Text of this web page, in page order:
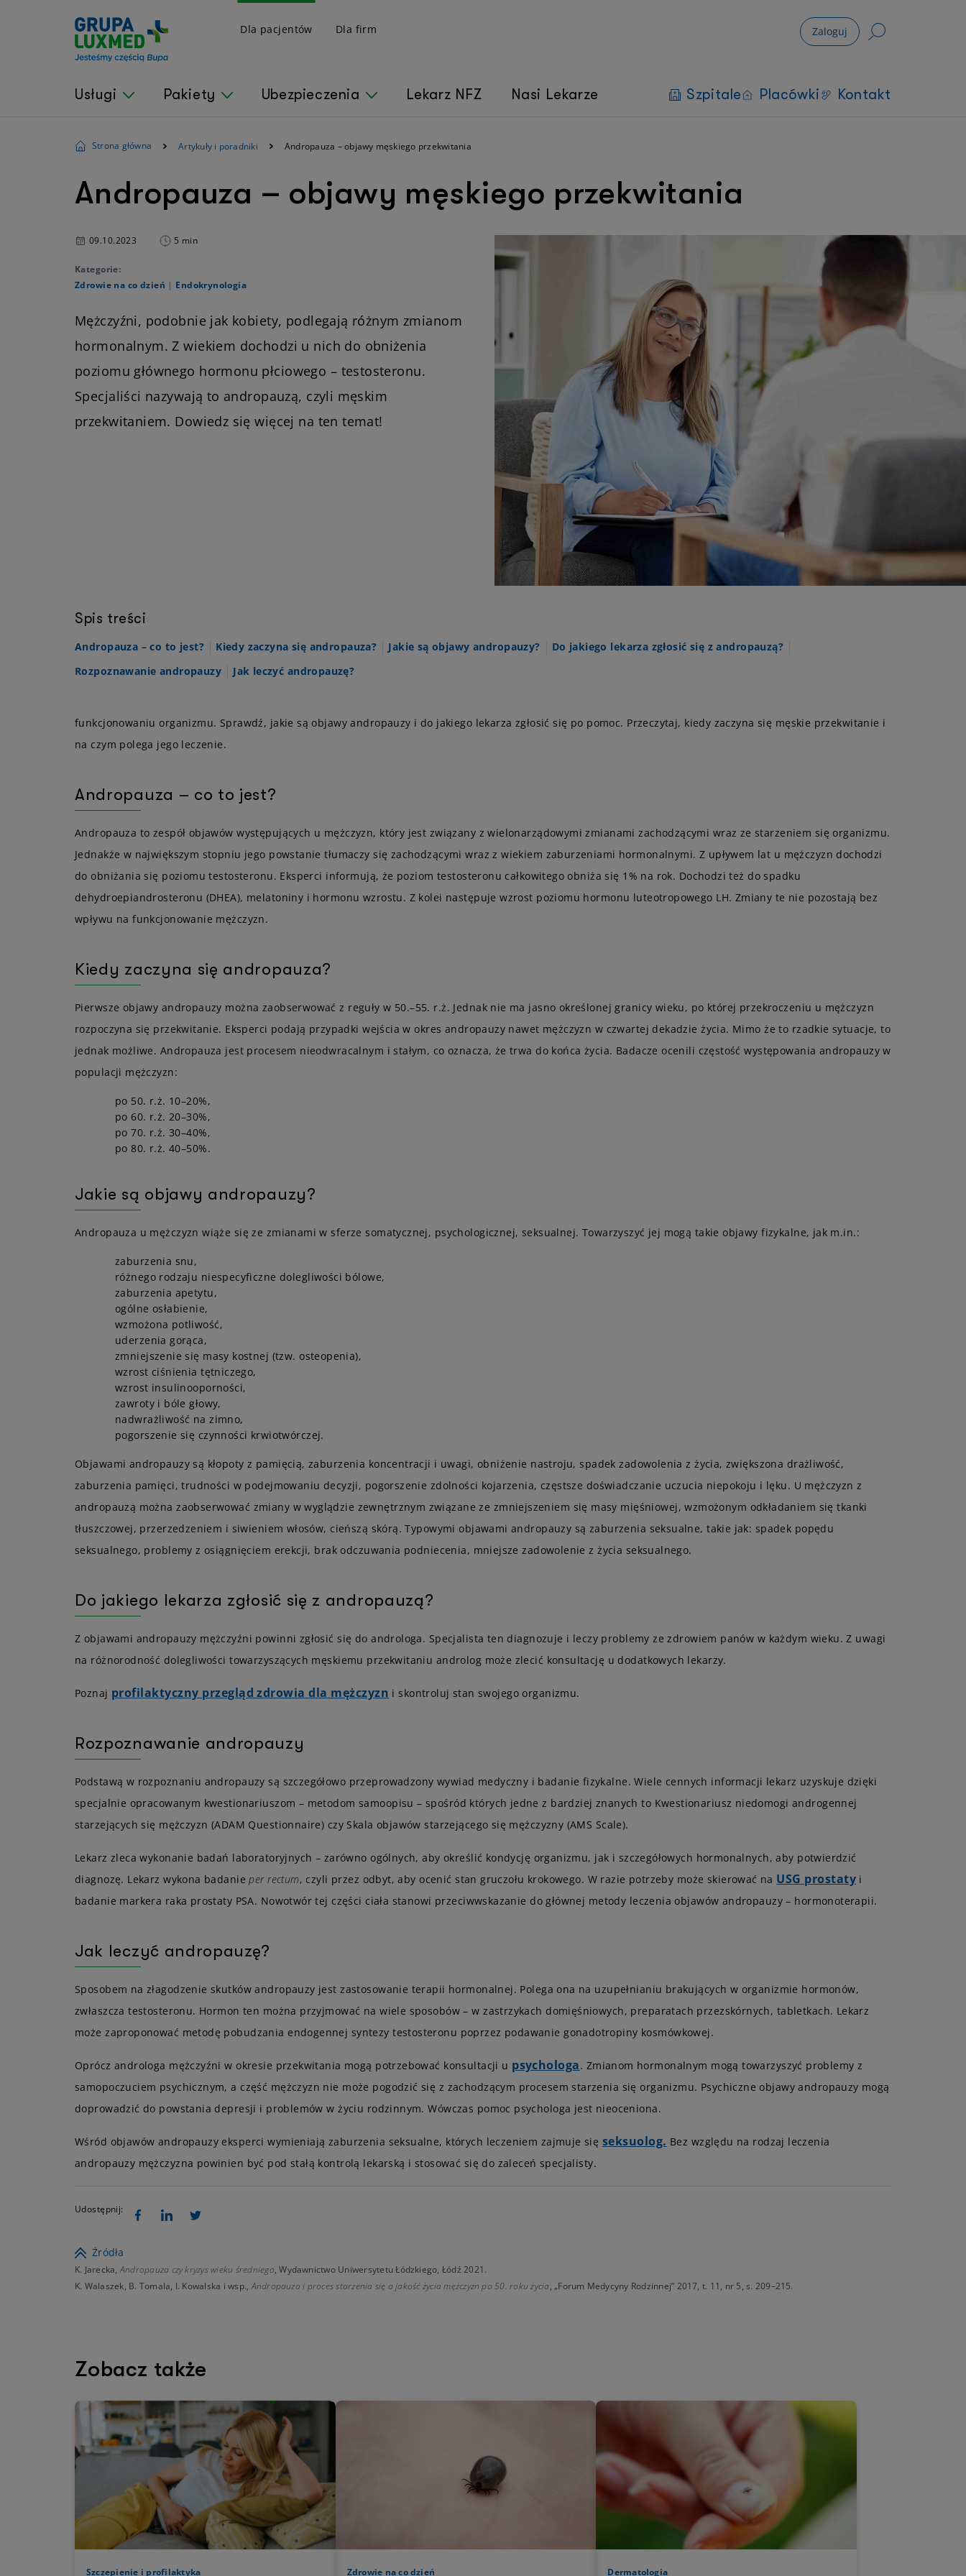
Dla pacjentów Dla firm Zaloguj
Usługi Pakiety Ubezpieczenia Lekarz NFZ Nasi Lekarze Szpitale Placówki Kontakt
Strona główna Artykuły i poradniki Andropauza – objawy męskiego przekwitania
Andropauza – objawy męskiego przekwitania
09.10.2023 5 min
Kategorie:
Zdrowie na co dzień | Endokrynologia
Mężczyźni, podobnie jak kobiety, podlegają różnym zmianom
hormonalnym. Z wiekiem dochodzi u nich do obniżenia
poziomu głównego hormonu płciowego – testosteronu.
Specjaliści nazywają to andropauzą, czyli męskim
przekwitaniem. Dowiedz się więcej na ten temat!
Spis treści
Andropauza – co to jest? Kiedy zaczyna się andropauza? Jakie są objawy andropauzy?
Do jakiego lekarza zgłosić się z andropauzą?
Rozpoznawanie andropauzy
Jak leczyć andropauzę?
funkcjonowaniu organizmu. Sprawdź, jakie są objawy andropauzy i do jakiego lekarza zgłosić się po pomoc. Przeczytaj, kiedy zaczyna się męskie przekwitanie i
na czym polega jego leczenie.
Andropauza – co to jest?
Andropauza to zespół objawów występujących u mężczyzn, który jest związany z wielonarządowymi zmianami zachodzącymi wraz ze starzeniem się organizmu.
Jednakże w największym stopniu jego powstanie tłumaczy się zachodzącymi wraz z wiekiem zaburzeniami hormonalnymi. Z upływem lat u mężczyzn dochodzi
do obniżania się poziomu testosteronu. Eksperci informują, że poziom testosteronu całkowitego obniża się 1% na rok. Dochodzi też do spadku
dehydroepiandrosteronu (DHEA), melatoniny i hormonu wzrostu. Z kolei następuje wzrost poziomu hormonu luteotropowego LH. Zmiany te nie pozostają bez
wpływu na funkcjonowanie mężczyzn.
Kiedy zaczyna się andropauza?
Pierwsze objawy andropauzy można zaobserwować z reguły w 50.–55. r.ż. Jednak nie ma jasno określonej granicy wieku, po której przekroczeniu u mężczyzn
rozpoczyna się przekwitanie. Eksperci podają przypadki wejścia w okres andropauzy nawet mężczyzn w czwartej dekadzie życia. Mimo że to rzadkie sytuacje, to
jednak możliwe. Andropauza jest procesem nieodwracalnym i stałym, co oznacza, że trwa do końca życia. Badacze ocenili częstość występowania andropauzy w
populacji mężczyzn:
po 50. r.ż. 10–20%,
po 60. r.ż. 20–30%,
po 70. r.ż. 30–40%,
po 80. r.ż. 40–50%.
Jakie są objawy andropauzy?
Andropauza u mężczyzn wiąże się ze zmianami w sferze somatycznej, psychologicznej, seksualnej. Towarzyszyć jej mogą takie objawy fizykalne, jak m.in.:
zaburzenia snu,
różnego rodzaju niespecyficzne dolegliwości bólowe,
zaburzenia apetytu,
ogólne osłabienie,
wzmożona potliwość,
uderzenia gorąca,
zmniejszenie się masy kostnej (tzw. osteopenia),
wzrost ciśnienia tętniczego,
wzrost insulinooporności,
zawroty i bóle głowy,
nadwrażliwość na zimno,
pogorszenie się czynności krwiotwórczej.
Objawami andropauzy są kłopoty z pamięcią, zaburzenia koncentracji i uwagi, obniżenie nastroju, spadek zadowolenia z życia, zwiększona drażliwość,
zaburzenia pamięci, trudności w podejmowaniu decyzji, pogorszenie zdolności kojarzenia, częstsze doświadczanie uczucia niepokoju i lęku. U mężczyzn z
andropauzą można zaobserwować zmiany w wyglądzie zewnętrznym związane ze zmniejszeniem się masy mięśniowej, wzmożonym odkładaniem się tkanki
tłuszczowej, przerzedzeniem i siwieniem włosów, cieńszą skórą. Typowymi objawami andropauzy są zaburzenia seksualne, takie jak: spadek popędu
seksualnego, problemy z osiągnięciem erekcji, brak odczuwania podniecenia, mniejsze zadowolenie z życia seksualnego.
Do jakiego lekarza zgłosić się z andropauzą?
Z objawami andropauzy mężczyźni powinni zgłosić się do androloga. Specjalista ten diagnozuje i leczy problemy ze zdrowiem panów w każdym wieku. Z uwagi
na różnorodność dolegliwości towarzyszących męskiemu przekwitaniu androlog może zlecić konsultację u dodatkowych lekarzy.
Poznaj profilaktyczny przegląd zdrowia dla mężczyzn i skontroluj stan swojego organizmu.
Rozpoznawanie andropauzy
Podstawą w rozpoznaniu andropauzy są szczegółowo przeprowadzony wywiad medyczny i badanie fizykalne. Wiele cennych informacji lekarz uzyskuje dzięki
specjalnie opracowanym kwestionariuszom – metodom samoopisu – spośród których jedne z bardziej znanych to Kwestionariusz niedomogi androgennej
starzejących się mężczyzn (ADAM Questionnaire) czy Skala objawów starzejącego się mężczyzny (AMS Scale).
Lekarz zleca wykonanie badań laboratoryjnych – zarówno ogólnych, aby określić kondycję organizmu, jak i szczegółowych hormonalnych, aby potwierdzić
diagnozę. Lekarz wykona badanieper rectum, czyli przez odbyt, aby ocenić stan gruczołu krokowego. W razie potrzeby może skierować na USG prostaty i
badanie markera raka prostaty PSA. Nowotwór tej części ciała stanowi przeciwwskazanie do głównej metody leczenia objawów andropauzy – hormonoterapii.
Jak leczyć andropauzę?
Sposobem na złagodzenie skutków andropauzy jest zastosowanie terapii hormonalnej. Polega ona na uzupełnianiu brakujących w organizmie hormonów,
zwłaszcza testosteronu. Hormon ten można przyjmować na wiele sposobów – w zastrzykach domięśniowych, preparatach przezskórnych, tabletkach. Lekarz
może zaproponować metodę pobudzania endogennej syntezy testosteronu poprzez podawanie gonadotropiny kosmówkowej.
Oprócz androloga mężczyźni w okresie przekwitania mogą potrzebować konsultacji u psychologa. Zmianom hormonalnym mogą towarzyszyć problemy z
samopoczuciem psychicznym, a część mężczyzn nie może pogodzić się z zachodzącym procesem starzenia się organizmu. Psychiczne objawy andropauzy mogą
doprowadzić do powstania depresji i problemów w życiu rodzinnym. Wówczas pomoc psychologa jest nieoceniona.
Wśród objawów andropauzy eksperci wymieniają zaburzenia seksualne, których leczeniem zajmuje się seksuolog. Bez względu na rodzaj leczenia
andropauzy mężczyzna powinien być pod stałą kontrolą lekarską i stosować się do zaleceń specjalisty.
Udostępnij:
Źródła
K. Jarecka,Andropauza czy kryzys wieku średniego, Wydawnictwo Uniwersytetu Łódzkiego, Łódź 2021.
K. Walaszek, B. Tomala, I. Kowalska i wsp.,Andropauza i proces starzenia się a jakość życia mężczyzn po 50. roku życia, „Forum Medycyny Rodzinnej” 2017, t. 11, nr 5, s. 209–215.
Zobacz także
Szczepienie i profilaktyka Zdrowie na co dzień Dermatologia